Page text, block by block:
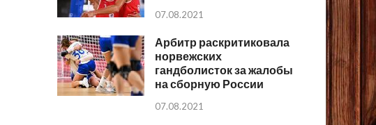
07.08.2021
Арбитр раскритиковала
норвежских
гандболисток за жалобы
на сборную России
07.08.2021